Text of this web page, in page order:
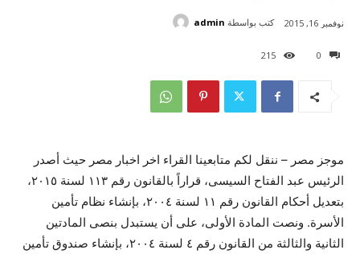
0
215
نوفمبر 16, 2015 كتب بواسطة admin
موجز مصر – ننقل لكم متابعينا القراء اخر اخبار مصر حيث أصدر
الرئيس عبد الفتاح السيسى، قراراً بالقانون رقم ١١٣ لسنة ٢٠١٥،
بتعديل أحكام القانون رقم ١١ لسنة ٢٠٠٤، بإنشاء نظام تأمين
الأسرة. ونصت المادة الأولى، على أن يستبدل بنصى المادتين
الثانية والثالثة من القانون رقم ٤ لسنة ٢٠٠٤، بإنشاء صندوق تأمين